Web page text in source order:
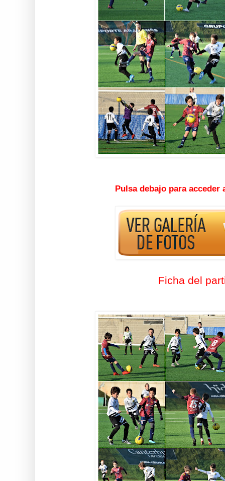
Pulsa debajo para acceder
Ficha del